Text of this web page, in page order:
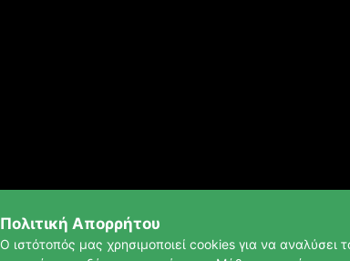
Πολιτική Απορρήτου
Ο ιστότοπός μας χρησιμοποιεί cookies για να αναλύσει